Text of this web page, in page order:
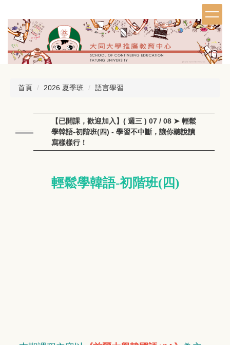
到
主
內
首頁
2026 夏季班 語言學習
【已開課，歡迎加入】( 週三 ) 07 / 08 ➤ 輕鬆
學韓語-初階班(四) - 學習不中斷，讓你聽說讀
寫樣樣行！
輕鬆學韓語-初階班(四)